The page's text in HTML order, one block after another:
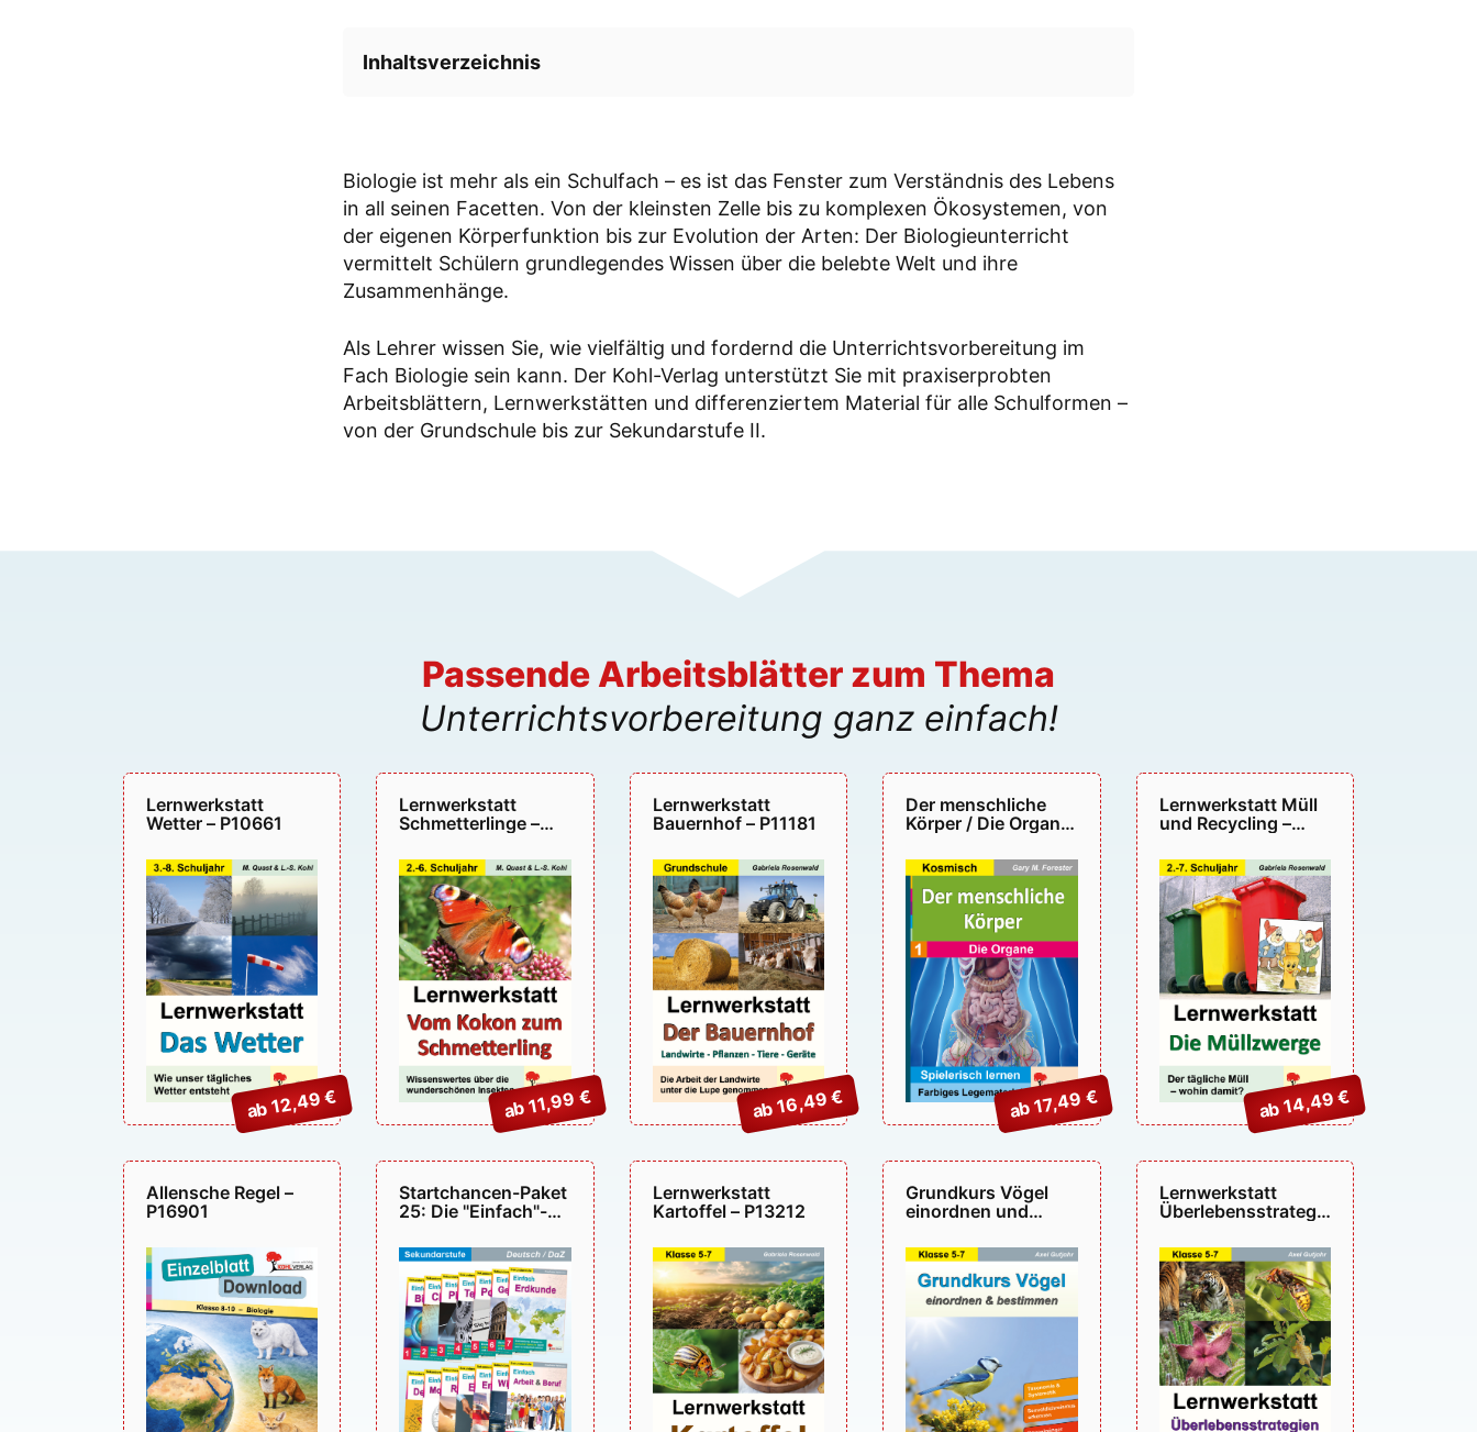
Inhaltsverzeichnis
Warum ist Biologieunterricht so wichtig?
Lehrplanthemen im Biologieunterricht
Kompetenzen im Biologieunterricht
Unterrichtsmaterial vom Kohl-Verlag
Biologie ist mehr als ein Schulfach – es ist das Fenster zum Verständnis des Lebens
in all seinen Facetten. Von der kleinsten Zelle bis zu komplexen Ökosystemen, von
der eigenen Körperfunktion bis zur Evolution der Arten: Der Biologieunterricht
vermittelt Schülern grundlegendes Wissen über die belebte Welt und ihre
Zusammenhänge.
Als Lehrer wissen Sie, wie vielfältig und fordernd die Unterrichtsvorbereitung im
Fach Biologie sein kann. Der Kohl-Verlag unterstützt Sie mit praxiserprobten
Arbeitsblättern, Lernwerkstätten und differenziertem Material für alle Schulformen –
von der Grundschule bis zur Sekundarstufe II.
Passende Arbeitsblätter zum Thema
Unterrichtsvorbereitung ganz einfach!
Lernwerkstatt
Wetter – P10661
ab 12,49 €
Lernwerkstatt
Schmetterlinge –
ab 11,99 €
Lernwerkstatt
Bauernhof – P11181
ab 16,49 €
Der menschliche
Körper / Die Organe
ab 17,49 €
Lernwerkstatt Müll
und Recycling –
ab 14,49 €
Allensche Regel –
P16901
Startchancen-Paket
25: Die "Einfach"-
P95025
Lernwerkstatt
Kartoffel – P13212
Grundkurs Vögel
einordnen und
P13290
Lernwerkstatt
Überlebensstrategie
P13284